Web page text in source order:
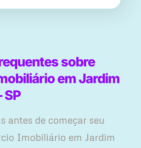
sobre
em Jardim
SP
antes de começar seu
Imobiliário em Jardim